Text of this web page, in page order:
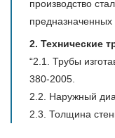
производство
2. Технические
“2.1. Трубы
380-2005.
2.2. Наружный
2.3. Толщина